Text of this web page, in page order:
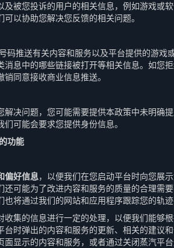
被您投诉的用户的相关信息，例如游戏或
以协助您解决您反馈的相关问题。
码推送有关内容和服务以及平台提供的游戏
息中的哪些链接被打开等相关信息。如您
同意接收商业信息推送。
决问题，您可能需要提供本政策中未明确
可能会要求您提供身份信息。
功能
偏好信息，以便我们在您启动平台时向您展
可能为了改进内容和服务的质量的合理需
将通过我们的网站和应用程序跟踪您的轨
收集的信息进行一定的处理，以便我们能够
时弹出的内容和服务的更新、相关的建议
显示的内容和服务，或者通过关闭蒸汽平